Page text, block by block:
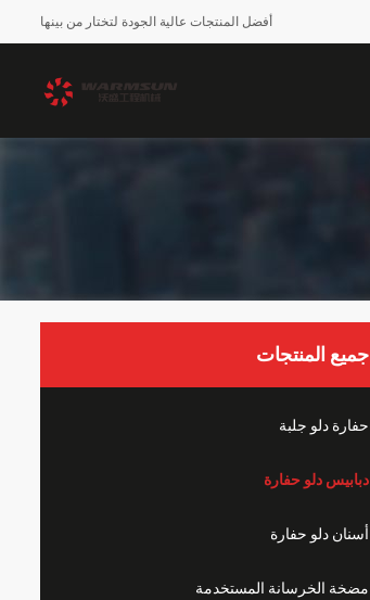
أفضل المنتجات عالية الجودة لتختار من بينها
جميع المنتجات
حفارة دلو جلبة
دبابيس دلو حفارة
أسنان دلو حفارة
مضخة الخرسانة المستخدمة